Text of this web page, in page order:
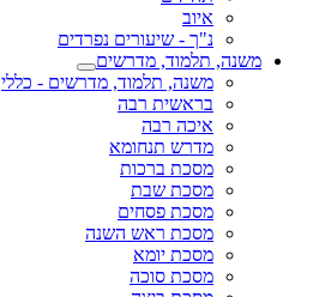
איוב
נ"ך - שיעורים נפרדים
משנה, תלמוד, מדרשים
משנה, תלמוד, מדרשים - כללי
בראשית רבה
איכה רבה
מדרש תנחומא
מסכת ברכות
מסכת שבת
מסכת פסחים
מסכת ראש השנה
מסכת יומא
מסכת סוכה